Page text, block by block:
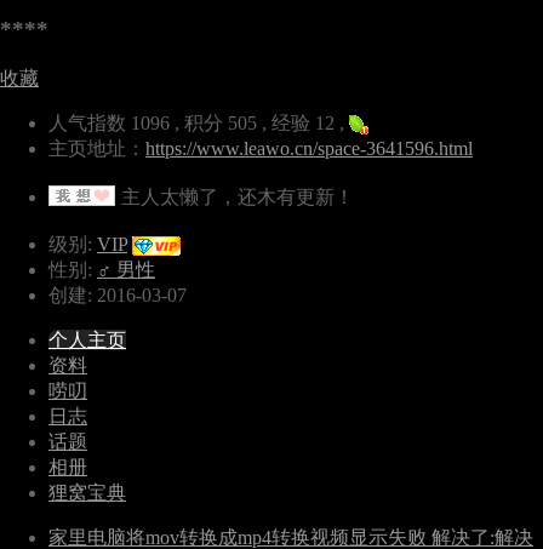
****
收藏
人气指数 1096 , 积分 505 , 经验 12 ,
主页地址： https://www.leawo.cn/space-3641596.html
主人太懒了，还木有更新！
级别: VIP
性别: ♂ 男性
创建: 2016-03-07
个人主页
资料
唠叨
日志
话题
相册
狸窝宝典
家里电脑将mov转换成mp4转换视频显示失败 解决了:解决